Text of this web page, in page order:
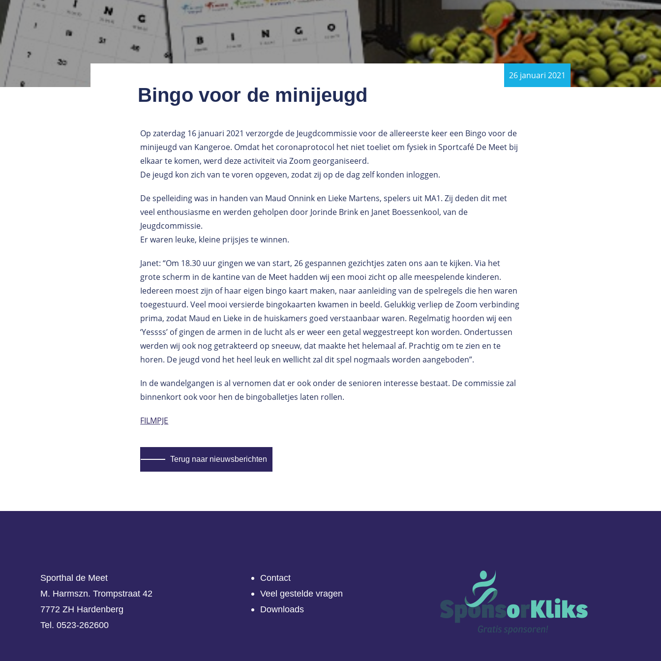
Bingo voor de minijeugd
26 januari 2021
Op zaterdag 16 januari 2021 verzorgde de Jeugdcommissie voor de allereerste keer een Bingo voor de
minijeugd van Kangeroe. Omdat het coronaprotocol het niet toeliet om fysiek in Sportcafé De Meet bij
elkaar te komen, werd deze activiteit via Zoom georganiseerd.
De jeugd kon zich van te voren opgeven, zodat zij op de dag zelf konden inloggen.
De spelleiding was in handen van Maud Onnink en Lieke Martens, spelers uit MA1. Zij deden dit met
veel enthousiasme en werden geholpen door Jorinde Brink en Janet Boessenkool, van de
Jeugdcommissie.
Er waren leuke, kleine prijsjes te winnen.
Janet: “Om 18.30 uur gingen we van start, 26 gespannen gezichtjes zaten ons aan te kijken. Via het
grote scherm in de kantine van de Meet hadden wij een mooi zicht op alle meespelende kinderen.
Iedereen moest zijn of haar eigen bingo kaart maken, naar aanleiding van de spelregels die hen waren
toegestuurd. Veel mooi versierde bingokaarten kwamen in beeld. Gelukkig verliep de Zoom verbinding
prima, zodat Maud en Lieke in de huiskamers goed verstaanbaar waren. Regelmatig hoorden wij een
‘Yessss’ of gingen de armen in de lucht als er weer een getal weggestreept kon worden. Ondertussen
werden wij ook nog getrakteerd op sneeuw, dat maakte het helemaal af. Prachtig om te zien en te
horen. De jeugd vond het heel leuk en wellicht zal dit spel nogmaals worden aangeboden”.
In de wandelgangen is al vernomen dat er ook onder de senioren interesse bestaat. De commissie zal
binnenkort ook voor hen de bingoballetjes laten rollen.
FILMPJE
Terug naar nieuwsberichten
Sporthal de Meet
M. Harmszn. Trompstraat 42
7772 ZH Hardenberg
Tel. 0523-262600
Contact
Veel gestelde vragen
Downloads